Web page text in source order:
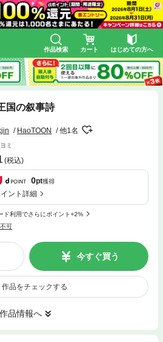
作品検索 カート はじめての方へ
国の叙事詩
HaoTOON 他1名
ミ
(税込)
0pt獲得
ント詳細
ド利用でさらにポイント+2%
可
今すぐ買う
作品をチェックする
作品情報へ